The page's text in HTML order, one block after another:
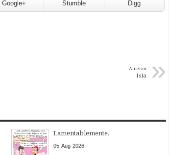
Google+ Stumble Digg
»
Anterior
Isla
Lamentablemente.
05 Aug 2026